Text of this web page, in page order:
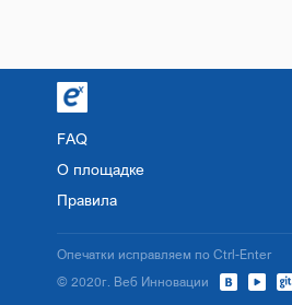
FAQ
О площадке
Правила
© 2020г. Веб Инновации
Опечатки исправляем по Ctrl-Enter